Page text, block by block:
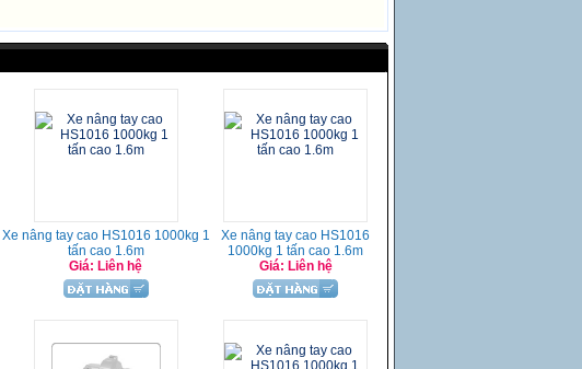
Xe nâng tay cao HS1016 1000kg 1
tấn cao 1.6m
Giá: Liên hệ
Xe nâng tay cao HS1016
1000kg 1 tấn cao 1.6m
Giá: Liên hệ